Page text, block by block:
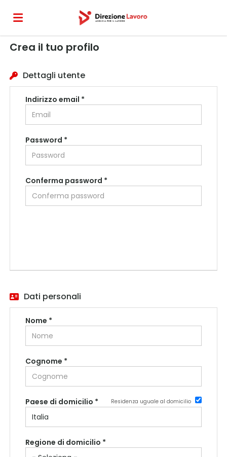
Home
Offerte
di
lavoro
Carica
il
CV
Login
Crea il tuo profilo
Dettagli utente
Indirizzo email *
Password *
Conferma password *
Dati personali
Nome *
Cognome *
Paese di domicilio * Residenza uguale al domicilio
Regione di domicilio *